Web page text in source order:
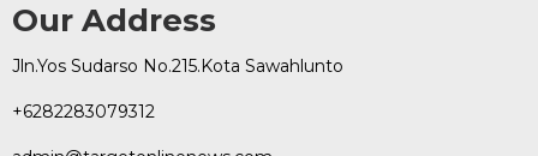
Our Address
Jln.Yos Sudarso No.215.Kota Sawahlunto
+6282283079312